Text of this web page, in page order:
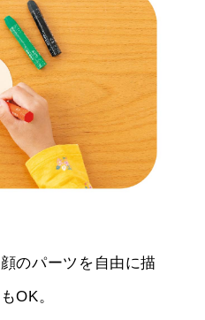
のパーツを自由に描
OK。